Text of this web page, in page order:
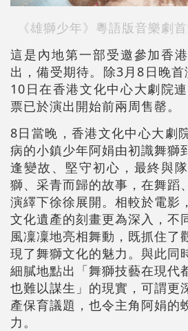
《雄獅少年》粵語版音樂劇
這是內地第一部受邀參加香
出，備受期待。除3月8日晚首
10日在香港文化中心大劇院
票已於演出開始前兩周售罄。
8日當晚，香港文化中心大劇
病的小鎮少年阿娟由初識舞獅
逢變故、堅守初心，最終與
獅、采青而歸的故事，在舞蹈
演繹下徐徐展開。相較於電影
文化遺產的刻畫更為深入，不
風凜凜地亮相舞動，既抓住了
現了舞獅文化的魅力。與此同
細膩地點出「舞獅技藝在現代
也難以謀生」的現實，可謂更
產保育議題，也令主角阿娟的
力。